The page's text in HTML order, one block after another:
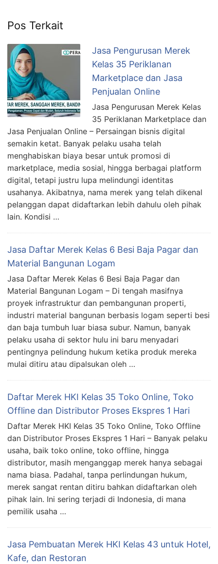
Pos Terkait
Jasa Pengurusan Merek
Kelas 35 Periklanan
Marketplace dan Jasa
Penjualan Online
Jasa Pengurusan Merek Kelas
35 Periklanan Marketplace dan
Jasa Penjualan Online – Persaingan bisnis digital
semakin ketat. Banyak pelaku usaha telah
menghabiskan biaya besar untuk promosi di
marketplace, media sosial, hingga berbagai platform
digital, tetapi justru lupa melindungi identitas
usahanya. Akibatnya, nama merek yang telah dikenal
pelanggan dapat didaftarkan lebih dahulu oleh pihak
lain. Kondisi …
Jasa Daftar Merek Kelas 6 Besi Baja Pagar dan
Material Bangunan Logam
Jasa Daftar Merek Kelas 6 Besi Baja Pagar dan
Material Bangunan Logam – Di tengah masifnya
proyek infrastruktur dan pembangunan properti,
industri material bangunan berbasis logam seperti besi
dan baja tumbuh luar biasa subur. Namun, banyak
pelaku usaha di sektor hulu ini baru menyadari
pentingnya pelindung hukum ketika produk mereka
mulai ditiru atau dipalsukan oleh …
Daftar Merek HKI Kelas 35 Toko Online, Toko
Offline dan Distributor Proses Ekspres 1 Hari
Daftar Merek HKI Kelas 35 Toko Online, Toko Offline
dan Distributor Proses Ekspres 1 Hari – Banyak pelaku
usaha, baik toko online, toko offline, hingga
distributor, masih menganggap merek hanya sebagai
nama biasa. Padahal, tanpa perlindungan hukum,
merek sangat rentan ditiru bahkan didaftarkan oleh
pihak lain. Ini sering terjadi di Indonesia, di mana
pemilik usaha …
Jasa Pembuatan Merek HKI Kelas 43 untuk Hotel,
Kafe, dan Restoran